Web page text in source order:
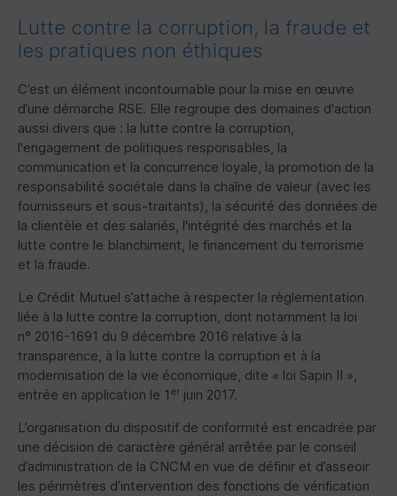
Lutte contre la corruption, la fraude et
les pratiques non éthiques
C’est un élément incontournable pour la mise en œuvre
d’une démarche RSE. Elle regroupe des domaines d'action
aussi divers que : la lutte contre la corruption,
l'engagement de politiques responsables, la
communication et la concurrence loyale, la promotion de la
responsabilité sociétale dans la chaîne de valeur (avec les
fournisseurs et sous-traitants), la sécurité des données de
la clientèle et des salariés, l'intégrité des marchés et la
lutte contre le blanchiment, le financement du terrorisme
et la fraude.
Le Crédit Mutuel s’attache à respecter la règlementation
liée à la lutte contre la corruption, dont notamment la loi
n° 2016-1691 du 9 décembre 2016 relative à la
transparence, à la lutte contre la corruption et à la
modernisation de la vie économique, dite « loi Sapin II »,
entrée en application le 1 er juin 2017.
L’organisation du dispositif de conformité est encadrée par
une décision de caractère général arrêtée par le conseil
d’administration de la CNCM en vue de définir et d’asseoir
les périmètres d’intervention des fonctions de vérification